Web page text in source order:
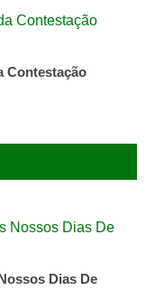
Contestação
Dias De